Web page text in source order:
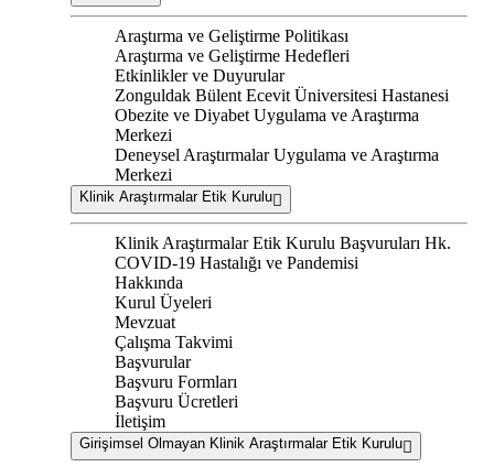
Araştırma ve Geliştirme Politikası
Araştırma ve Geliştirme Hedefleri
Etkinlikler ve Duyurular
Zonguldak Bülent Ecevit Üniversitesi Hastanesi
Obezite ve Diyabet Uygulama ve Araştırma
Merkezi
Deneysel Araştırmalar Uygulama ve Araştırma
Merkezi
Klinik Araştırmalar Etik Kurulu
Klinik Araştırmalar Etik Kurulu Başvuruları Hk.
COVID-19 Hastalığı ve Pandemisi
Hakkında
Kurul Üyeleri
Mevzuat
Çalışma Takvimi
Başvurular
Başvuru Formları
Başvuru Ücretleri
İletişim
Girişimsel Olmayan Klinik Araştırmalar Etik Kurulu